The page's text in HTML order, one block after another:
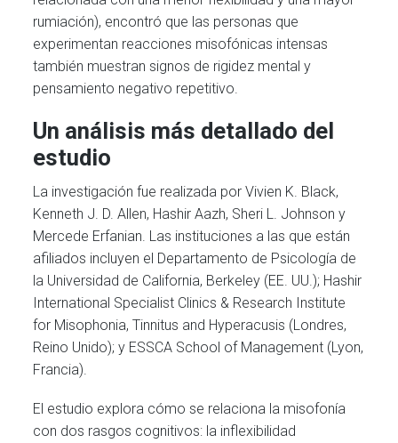
rumiación), encontró que las personas que
experimentan reacciones misofónicas intensas
también muestran signos de rigidez mental y
pensamiento negativo repetitivo.
Un análisis más detallado del
estudio
La investigación fue realizada por Vivien K. Black,
Kenneth J. D. Allen, Hashir Aazh, Sheri L. Johnson y
Mercede Erfanian. Las instituciones a las que están
afiliados incluyen el Departamento de Psicología de
la Universidad de California, Berkeley (EE. UU.); Hashir
International Specialist Clinics & Research Institute
for Misophonia, Tinnitus and Hyperacusis (Londres,
Reino Unido); y ESSCA School of Management (Lyon,
Francia).
El estudio explora cómo se relaciona la misofonía
con dos rasgos cognitivos: la inflexibilidad